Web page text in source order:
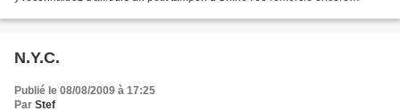
N.Y.C.
Publié le 08/08/2009 à 17:25
Par Stef